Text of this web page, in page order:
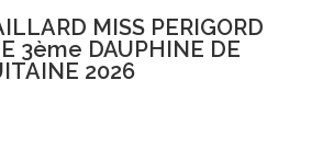
MISS PERIGORD
3ème DAUPHINE DE
2026